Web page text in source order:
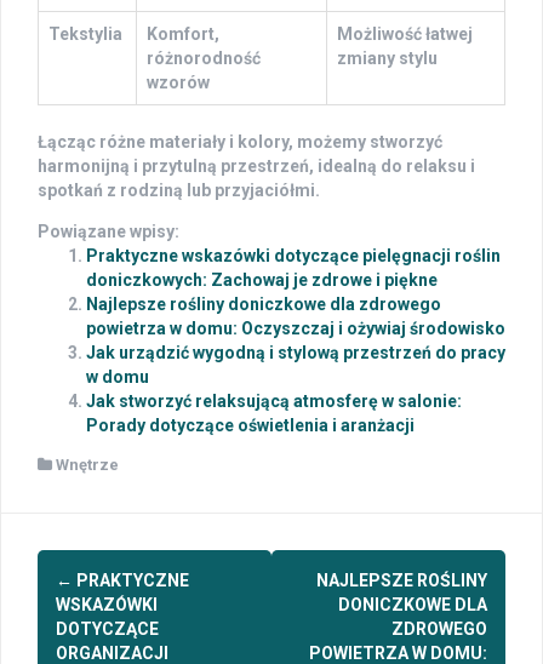
Tekstylia
Komfort,
różnorodność
wzorów
Możliwość łatwej
zmiany stylu
Łącząc różne materiały i kolory, możemy stworzyć
harmonijną i przytulną przestrzeń, idealną do relaksu i
spotkań z rodziną lub przyjaciółmi.
Powiązane wpisy:
Praktyczne wskazówki dotyczące pielęgnacji roślin
doniczkowych: Zachowaj je zdrowe i piękne
Najlepsze rośliny doniczkowe dla zdrowego
powietrza w domu: Oczyszczaj i ożywiaj środowisko
Jak urządzić wygodną i stylową przestrzeń do pracy
w domu
Jak stworzyć relaksującą atmosferę w salonie:
Porady dotyczące oświetlenia i aranżacji
Wnętrze
Post
navigation
← PRAKTYCZNE
WSKAZÓWKI
DOTYCZĄCE
ORGANIZACJI
NAJLEPSZE ROŚLINY
DONICZKOWE DLA
ZDROWEGO
POWIETRZA W DOMU: